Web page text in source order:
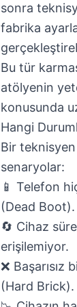
sonra
fabrika
Bu tür
atölyenin
konusunda
Hangi
Bir
senaryolar:
📱 Telefon
(Dead Boot).
🔄 Cihaz
erişilemiyor.
❌
(Hard Brick).